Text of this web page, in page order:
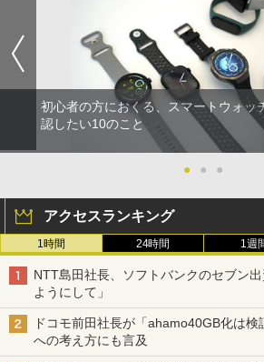
初心者の方におくる、スマートウォッ
認したい10のこと
● ● ●
アクセスランキング
1時間 24時間 1週
NTT島田社長、ソフトバンクのセブン
ようにして」
ドコモ前田社長が「ahamo40GB化は
への考え方にも言及